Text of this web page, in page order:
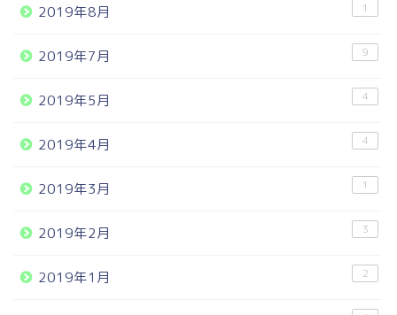
2019年8月 1
2019年7月 9
2019年5月 4
2019年4月 4
2019年3月 1
2019年2月 3
2019年1月 2